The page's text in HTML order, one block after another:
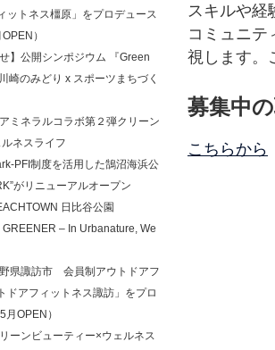
ットネス橿原」をプロデュース
）
】公開シンポジウム 『Green
崎のみどり x スポーツまちづく
ミネラルコラボ第２弾クリーン
ネスライフ
PFI制度を活用した鵠沼海浜公
がリニューアルオープン
日比谷公園
GREENER – In Urbanature, We
野県諏訪市 会員制アウトドアフ
ドアフィットネス諏訪」をプロ
OPEN）
ーンビューティー×ウェルネス
スキルや経
コミュニテ
視します。
募集中
こちらから